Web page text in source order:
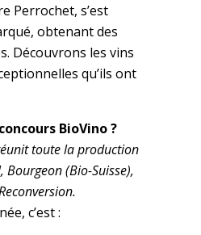
Perrochet, s’est
obtenant des
Découvrons les vins
qu’ils ont
BioVino ?
toute la production
Bourgeon (Bio-Suisse),
c’est :